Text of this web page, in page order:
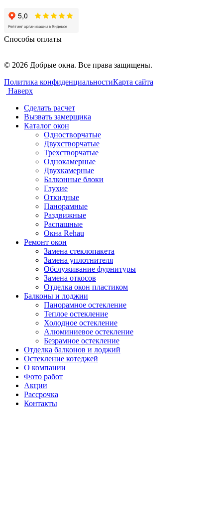
Способы оплаты
© 2026 Добрые окна. Все права защищены.
Политика конфиденциальностиКарта сайта
Наверх
Сделать расчет
Вызвать замерщика
Каталог окон
Одностворчатые
Двухстворчатые
Трехстворчатые
Однокамерные
Двухкамерные
Балконные блоки
Глухие
Откидные
Панорамные
Раздвижные
Распашные
Окна Rehau
Ремонт окон
Замена стеклопакета
Замена уплотнителя
Обслуживание фурнитуры
Замена откосов
Отделка окон пластиком
Балконы и лоджии
Панорамное остекление
Теплое остекление
Холодное остекление
Алюминиевое остекление
Безрамное остекление
Отделка балконов и лоджий
Остекление котеджей
О компании
Фото работ
Акции
Рассрочка
Контакты